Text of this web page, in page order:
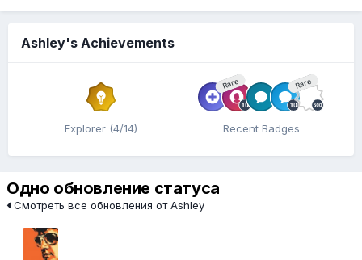
Ashley's Achievements
Explorer (4/14)
Rare Rare
Recent Badges
Одно обновление статуса
Смотреть все обновления от Ashley